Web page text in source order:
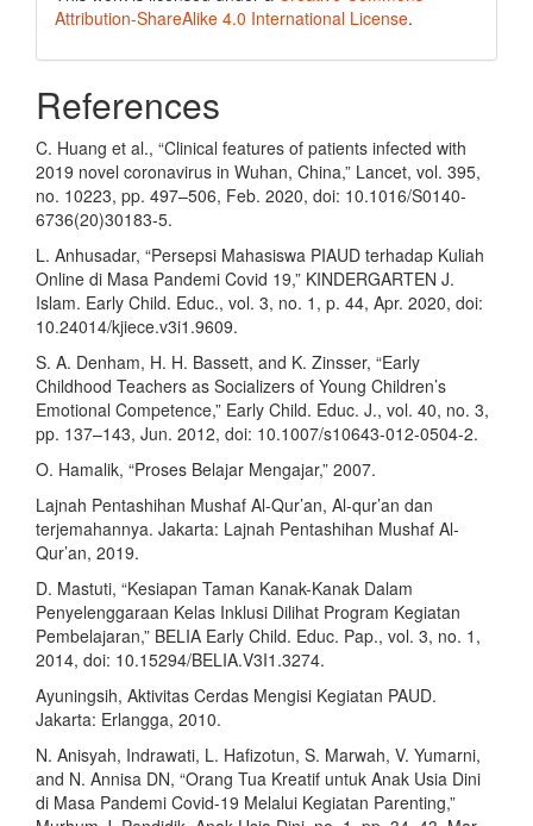
Attribution-ShareAlike 4.0 International License.
References
C. Huang et al., “Clinical features of patients infected with
2019 novel coronavirus in Wuhan, China,” Lancet, vol. 395,
no. 10223, pp. 497–506, Feb. 2020, doi: 10.1016/S0140-
6736(20)30183-5.
L. Anhusadar, “Persepsi Mahasiswa PIAUD terhadap Kuliah
Online di Masa Pandemi Covid 19,” KINDERGARTEN J.
Islam. Early Child. Educ., vol. 3, no. 1, p. 44, Apr. 2020, doi:
10.24014/kjiece.v3i1.9609.
S. A. Denham, H. H. Bassett, and K. Zinsser, “Early
Childhood Teachers as Socializers of Young Children’s
Emotional Competence,” Early Child. Educ. J., vol. 40, no. 3,
pp. 137–143, Jun. 2012, doi: 10.1007/s10643-012-0504-2.
O. Hamalik, “Proses Belajar Mengajar,” 2007.
Lajnah Pentashihan Mushaf Al-Qur’an, Al-qur’an dan
terjemahannya. Jakarta: Lajnah Pentashihan Mushaf Al-
Qur’an, 2019.
D. Mastuti, “Kesiapan Taman Kanak-Kanak Dalam
Penyelenggaraan Kelas Inklusi Dilihat Program Kegiatan
Pembelajaran,” BELIA Early Child. Educ. Pap., vol. 3, no. 1,
2014, doi: 10.15294/BELIA.V3I1.3274.
Ayuningsih, Aktivitas Cerdas Mengisi Kegiatan PAUD.
Jakarta: Erlangga, 2010.
N. Anisyah, Indrawati, L. Hafizotun, S. Marwah, V. Yumarni,
and N. Annisa DN, “Orang Tua Kreatif untuk Anak Usia Dini
di Masa Pandemi Covid-19 Melalui Kegiatan Parenting,”